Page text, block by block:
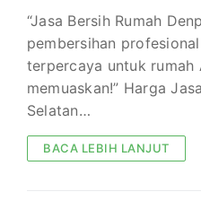
“Jasa Bersih Rumah
pembersihan
terpercaya untuk rumah
memuaskan!” Harga
Selatan…
BACA LEBIH LANJUT